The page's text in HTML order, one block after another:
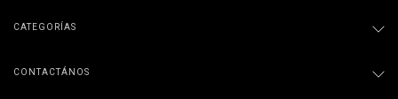
CATEGORÍAS
CONTACTÁNOS